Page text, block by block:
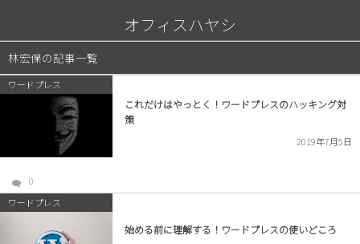
オフィスハヤシ
林宏保の記事一覧
ワードプレス
これだけはやっとく！ワードプレスのハッキング対
策
2019年7月5日
0
ワードプレス
始める前に理解する！ワードプレスの使いどころ